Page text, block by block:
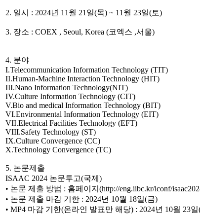
2. 일시 : 2024년 11월 21일(목) ~ 11월 23일(토)
3. 장소 : COEX , Seoul, Korea (코엑스 ,서울)
4. 분야
I.Telecommunication Information Technology (TIT)
II.Human-Machine Interaction Technology (HIT)
III.Nano Information Technology(NIT)
IV.Culture Information Technology (CIT)
V.Bio and medical Information Technology (BIT)
VI.Environmental Information Technology (EIT)
VII.Electrical Facilities Technology (EFT)
VIII.Safety Technology (ST)
IX.Culture Convergence (CC)
X.Technology Convergence (TC)
5. 논문제출
ISAAC 2024 논문투고(국제)
• 논문 제출 방법 : 홈페이지(http://eng.iibc.kr/iconf/
• 논문 제출 마감 기한 : 2024년 10월 18일(금)
• MP4 마감 기한(온라인 발표만 해당) : 2024년 10월 23